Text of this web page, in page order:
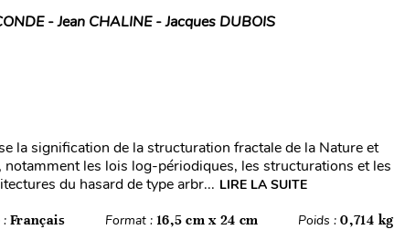
- Jean CHALINE - Jacques DUBOIS
la signification de la structuration fractale de la Nature et
les lois log-périodiques, les structurations et les
du hasard de type arbr... LIRE LA SUITE
: Français Format : 16,5 cm x 24 cm Poids :0,714 kg